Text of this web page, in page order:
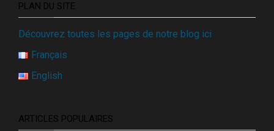
PLAN DU SITE
Découvrez toutes les pages de notre blog ici
Français
English
ARTICLES POPULAIRES